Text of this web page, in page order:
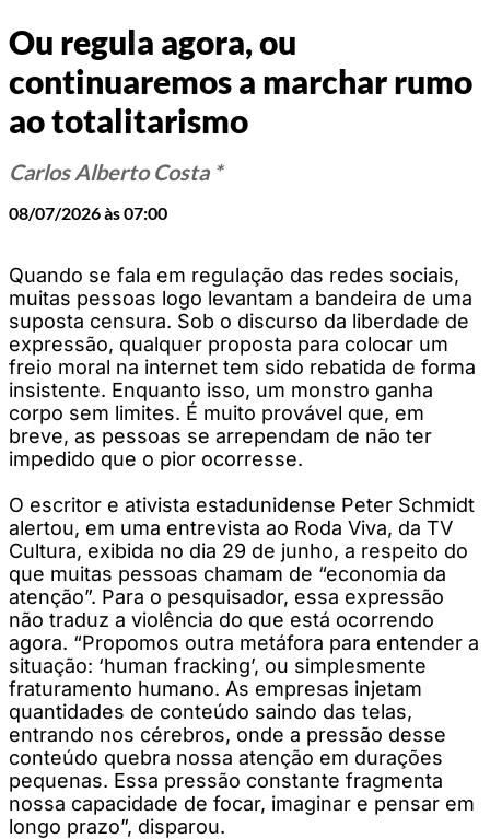
Ou regula agora, ou
continuaremos a marchar rumo
ao totalitarismo
Carlos Alberto Costa *
08/07/2026 às 07:00
Quando se fala em regulação das redes sociais,
muitas pessoas logo levantam a bandeira de uma
suposta censura. Sob o discurso da liberdade de
expressão, qualquer proposta para colocar um
freio moral na internet tem sido rebatida de forma
insistente. Enquanto isso, um monstro ganha
corpo sem limites. É muito provável que, em
breve, as pessoas se arrependam de não ter
impedido que o pior ocorresse.
O escritor e ativista estadunidense Peter Schmidt
alertou, em uma entrevista ao Roda Viva, da TV
Cultura, exibida no dia 29 de junho, a respeito do
que muitas pessoas chamam de “economia da
atenção”. Para o pesquisador, essa expressão
não traduz a violência do que está ocorrendo
agora. “Propomos outra metáfora para entender a
situação: ‘human fracking’, ou simplesmente
fraturamento humano. As empresas injetam
quantidades de conteúdo saindo das telas,
entrando nos cérebros, onde a pressão desse
conteúdo quebra nossa atenção em durações
pequenas. Essa pressão constante fragmenta
nossa capacidade de focar, imaginar e pensar em
longo prazo”, disparou.